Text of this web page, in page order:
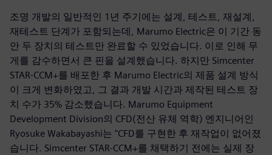
조명 개발의 일반적인 1년 주기에는 설계, 테스트, 재설계,
재테스트 단계가 포함되는데, Marumo Electric은 이 기간 동
안 두 장치의 테스트만 완료할 수 있었습니다. 이로 인해 무
게를 감수하면서 큰 핀을 설계했습니다. 하지만 Simcenter
STAR-CCM+를 배포한 후 Marumo Electric의 제품 설계 방식
이 크게 변화하였고, 그 결과 개발 시간과 제작된 테스트 장
치 수가 35% 감소했습니다. Marumo Equipment
Development Division의 CFD(전산 유체 역학) 엔지니어인
Ryosuke Wakabayashi는 "CFD를 구현한 후 재작업이 없어졌
습니다. Simcenter STAR-CCM+를 채택하기 전에는 실제 장